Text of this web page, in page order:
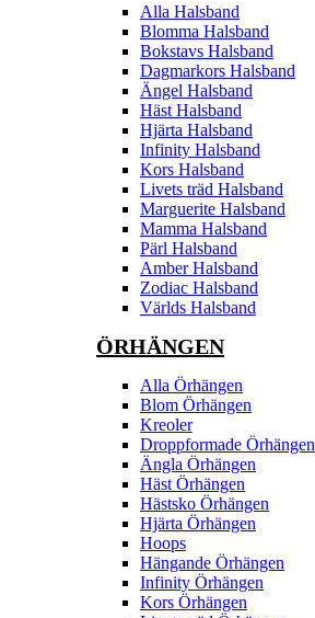
Alla Halsband
Blomma Halsband
Bokstavs Halsband
Dagmarkors Halsband
Ängel Halsband
Häst Halsband
Hjärta Halsband
Infinity Halsband
Kors Halsband
Livets träd Halsband
Marguerite Halsband
Mamma Halsband
Pärl Halsband
Amber Halsband
Zodiac Halsband
Världs Halsband
ÖRHÄNGEN
Alla Örhängen
Blom Örhängen
Kreoler
Droppformade Örhängen
Ängla Örhängen
Häst Örhängen
Hästsko Örhängen
Hjärta Örhängen
Hoops
Hängande Örhängen
Infinity Örhängen
Kors Örhängen